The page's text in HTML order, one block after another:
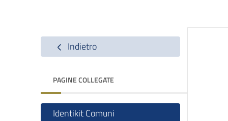
Indietro
PAGINE COLLEGATE
Identikit Comuni